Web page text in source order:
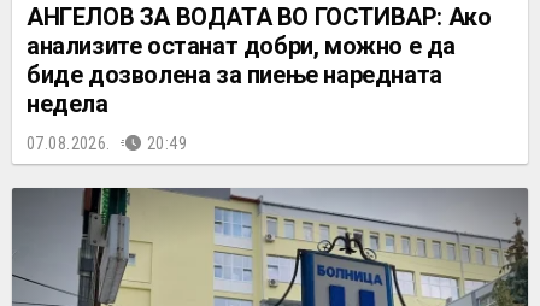
АНГЕЛОВ ЗА ВОДАТА ВО ГОСТИВАР: Ако
анализите останат добри, можно е да
биде дозволена за пиење наредната
недела
07.08.2026. 20:49